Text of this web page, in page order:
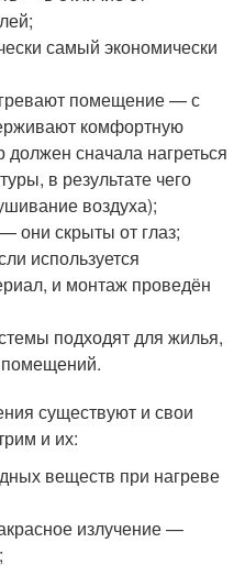
самый экономически
помещение — с
комфортную
должен сначала нагреться
в результате чего
воздуха);
они скрыты от глаз;
используется
и монтаж проведён
подходят для жилья,
существуют и свои
и их:
веществ при нагреве
излучение —